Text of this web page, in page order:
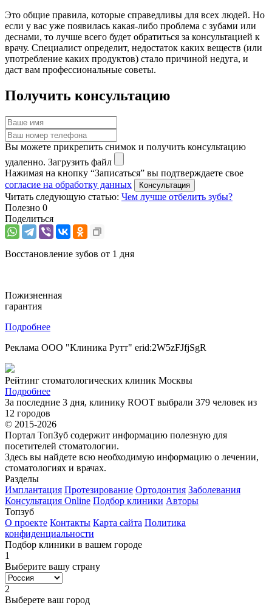
Это общие правила, которые справедливы для всех людей. Но
если у вас уже появилась какая-либо проблема с зубами или
деснами, то лучше всего будет обратиться за консультацией к
врачу. Специалист определит, недостаток каких веществ (или
употребление каких продуктов) стало причиной недуга, и
даст вам профессиональные советы.
Получить консультацию
Вы можете прикрепить снимок и получить консультацию
удаленно. Загрузить файл
Нажимая на кнопку “Записаться” вы подтверждаете свое
согласие на обработку данных
Читать следующую статью: Чем лучше отбелить зубы?
Полезно 0
Поделиться
Восстановление зубов от 1 дня
Пожизненная
гарантия
Подробнее
Реклама ООО "Клиника Рутт" erid:2W5zFJfjSgR
Рейтинг стоматологических клиник Москвы
Подробнее
За последние 3 дня, клинику ROOT выбрали 379 человек из
12 городов
© 2015-2026
Портал ТопЗуб содержит информацию полезную для
посетителей стоматологии.
Здесь вы найдете всю необходимую информацию о лечении,
стоматологиях и врачах.
Разделы
Имплантация Протезирование Ортодонтия Заболевания
Консультация Online Подбор клиники Авторы
Топзуб
О проекте Контакты Карта сайта Политика
конфиденциальности
Подбор клиники в вашем городе
1
Выберите вашу страну
2
Выберете ваш город